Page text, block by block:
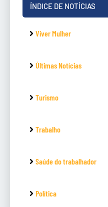
ÍNDICE DE NOTÍCIAS
Viver Mulher
Últimas Notícias
Turismo
Trabalho
Saúde do trabalhador
Política